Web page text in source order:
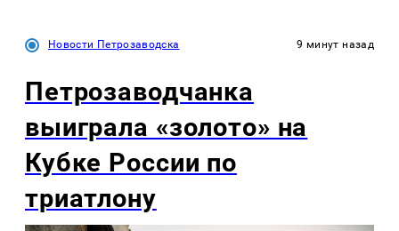
Новости Петрозаводска 9 минут назад
Петрозаводчанка
выиграла «золото» на
Кубке России по
триатлону